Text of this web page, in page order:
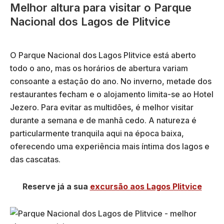
Melhor altura para visitar o Parque
Nacional dos Lagos de Plitvice
O Parque Nacional dos Lagos Plitvice está aberto
todo o ano, mas os horários de abertura variam
consoante a estação do ano. No inverno, metade dos
restaurantes fecham e o alojamento limita-se ao Hotel
Jezero. Para evitar as multidões, é melhor visitar
durante a semana e de manhã cedo. A natureza é
particularmente tranquila aqui na época baixa,
oferecendo uma experiência mais íntima dos lagos e
das cascatas.
Reserve já a sua excursão aos Lagos Plitvice